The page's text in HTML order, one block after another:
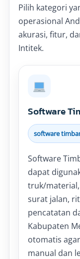
Pilih kategori
operasional
akurasi, fitur,
Intitek.
Software
software
Software
dapat
truk/
surat jalan,
pencatatan
Kabupaten
otomatis
manual dan